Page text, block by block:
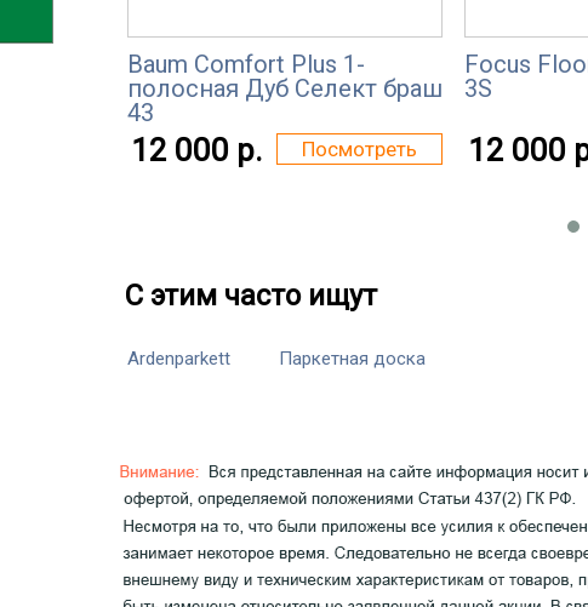
Baum Comfort Plus 1-
полосная Дуб Селект браш
43
12 000 р. Посмотреть
Focus
3S
12 000
С этим часто ищут
Ardenparkett Паркетная доска